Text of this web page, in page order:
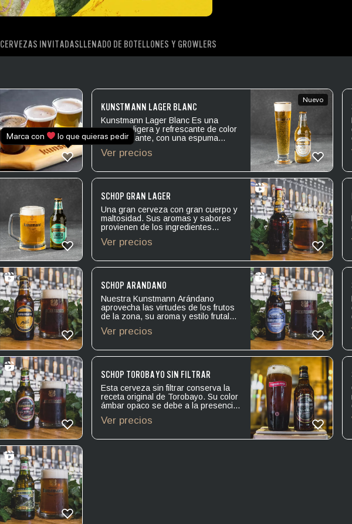
CERVEZAS INVITADASLLENADO DE BOTELLONES Y GROWLERS
KUNSTMANN LAGER BLANC
Kunstmann Lager Blanc Es una
cerveza ligera y refrescante de color
rubio brillante, con una espuma
notable de alta carbonatación,
manteniendo una combinación
suave. Con un gesto de sofisticación
prisa. (Imagen Referencial)
Ver precios
Nuevo
SCHOP GRAN LAGER
Una gran cerveza con gran cuerpo y
maltosidad. Sus aromas y sabores
provienen de los ingredientes
esta variedad. Levadura: Lager.
Ver precios
SCHOP ARÁNDANO
Nuestra Kunstmann Arándano
aprovecha las virtudes de los frutos
de la zona, su aroma y estilo frutal
naturaleza del sur de Chile.
Alcohol: 4.8º.
Ver precios
SCHOP TOROBAYO SIN FILTRAR
Esta cerveza sin filtrar conserva la
receta original de Torobayo. Su color
ámbar opaco se debe a la presencia
carácter y complejidad. Sus aromas
de las maltas que recuerdan al sabor
Ver precios
Marca con lo que quieras pedir